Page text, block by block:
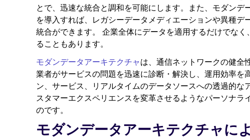
とで、迅速な統合と調和を可能にします。また、モダン
を導入すれば、レガシーデータメディエーションや異種
統合ができます。 企業全体にデータを適用するだけでな
ることもあります。
モダンデータアーキテクチャは、通信ネットワークの健全
業者がサービスの問題を迅速に診断・解決し、運用効率を
ン、サービス、リアルタイムのデータソースへの透過的
スタマーエクスペリエンスを変革させるようなパーソナ
のです。
モダンデータアーキテクチャに